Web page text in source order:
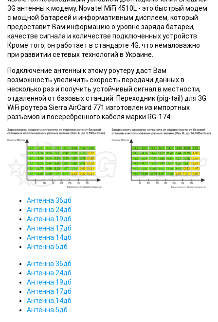
3G антенны к модему. Novatel MiFi 4510L - это быстрый модем
с мощной батареей и информативным дисплеем, который
предоставит Вам информацию о уровне заряда батареи,
качестве сигнала и количестве подключенных устройств.
Кроме того, он работает в стандарте 4G, что немаловажно
при развитии сетевых технологий в Украине.
Подключение антенны к этому роутеру даст Вам
возможность увеличить скорость передачи данных в
несколько раз и получить устойчивый сигнал в местности,
отдаленной от базовых станций. Переходник (pig-tail) для 3G
WiFi роутера Sierra AirCard 771 изготовлен из импортных
разъемов и посеребренного кабеля марки RG-174.
Антенна 36дб
Антенна 24дб
Антенна 19дб
Антенна 17дб
Антенна 14дб
Антенна 5дб
Антенна 36дб
Антенна 24дб
Антенна 19дб
Антенна 17дб
Антенна 14дб
Антенна 5дб